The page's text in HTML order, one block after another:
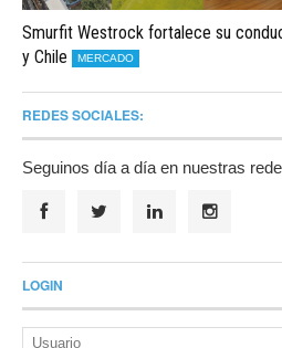
Smurfit Westrock fortalece su
y Chile
MERCADO
REDES SOCIALES:
Seguinos día a día en nuestras
LOGIN